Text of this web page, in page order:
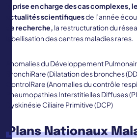
la prise en charge des cas complexes,
actualités scientifiquesde l’année
de recherche, la restructuration du
labellisation des centres maladies rares.
Anomalies du Développement
BronchiRare (Dilatation des bronches
ControlRare (Anomalies du contrôle
Pneumopathies Interstitielles Diffuses
Dyskinésie Ciliaire Primitive (DCP)
Plans Nationaux